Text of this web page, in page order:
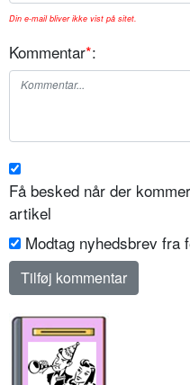
Din e-mail bliver ikke vist på sitet.
Kommentar*:
Få besked når der
artikel
Modtag nyhedsbrev fra